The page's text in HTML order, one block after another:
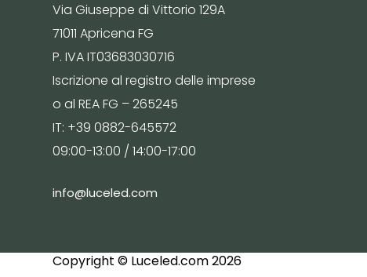
Via Giuseppe di Vittorio 129A
71011 Apricena FG
P. IVA IT03683030716
Iscrizione al registro delle imprese
o al REA FG – 265245
IT: +39 0882-645572
09:00-13:00 / 14:00-17:00
info@luceled.com
Copyright © Luceled.com 2026